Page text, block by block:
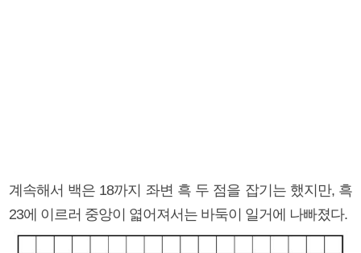
계속해서 백은 18까지 좌변 흑 두 점을 잡기는 했지만, 흑
23에 이르러 중앙이 엷어져서는 바둑이 일거에 나빠졌다.